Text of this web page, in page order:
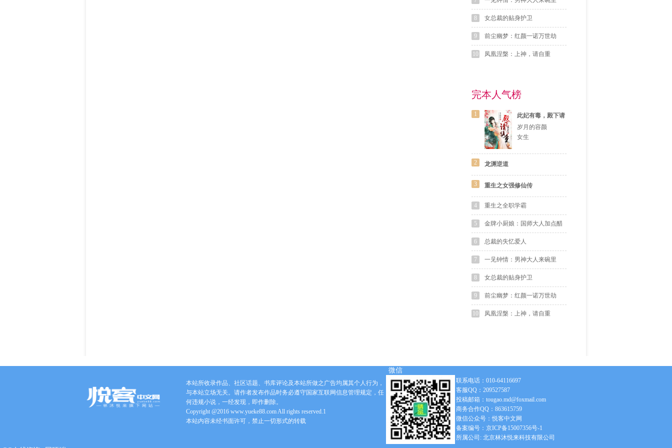
8 女总裁的贴身护卫
9 前尘幽梦：红颜一诺万世劫
10 凤凰涅槃：上神，请自重
完本人气榜
1
此妃有毒，殿下请
慎重
岁月的容颜
女生
2 龙渊逆道
3 重生之女强修仙传
4 重生之全职学霸
5 金牌小厨娘：国师大人加点醋
6 总裁的失忆爱人
7 一见钟情：男神大人来碗里
8 女总裁的贴身护卫
9 前尘幽梦：红颜一诺万世劫
10 凤凰涅槃：上神，请自重
本站所收录作品、社区话题、书库评论及本站所做之广告均属其个人行为，
与本站立场无关。请作者发布作品时务必遵守国家互联网信息管理规定，任
何违规小说，一经发现，即作删除。
Copyright @2016 www.yueke88.com All rights reserved.1
本站内容未经书面许可，禁止一切形式的转载
联系电话：010-64116697
客服QQ：209527587
投稿邮箱：tougao.md@foxmail.com
商务合作QQ：863615759
微信公众号：悦客中文网
备案编号：京ICP备15007356号-1
所属公司: 北京林沐悦来科技有限公司
微信